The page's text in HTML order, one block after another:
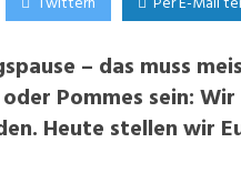
– das muss
Pommes sein:
Heute stellen wir